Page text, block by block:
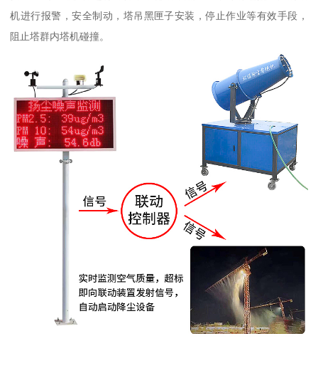
机进行报警，安全制动，塔吊黑匣子安装，停止作业等有效手段，
阻止塔群内塔机碰撞。